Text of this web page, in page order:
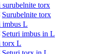
surubelnite torx
Surubelnite torx
imbus L
Seturi imbus in L
torx L